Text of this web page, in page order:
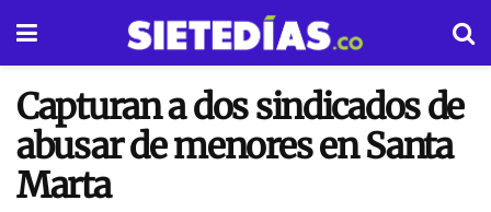
Capturan a dos sindicados de
abusar de menores en Santa
Marta